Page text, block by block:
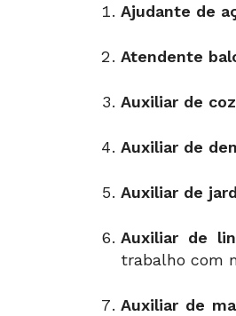
Ajudante de
Atendente
Auxiliar de
Auxiliar de
Auxiliar de
Auxiliar de
trabalho com
Auxiliar de